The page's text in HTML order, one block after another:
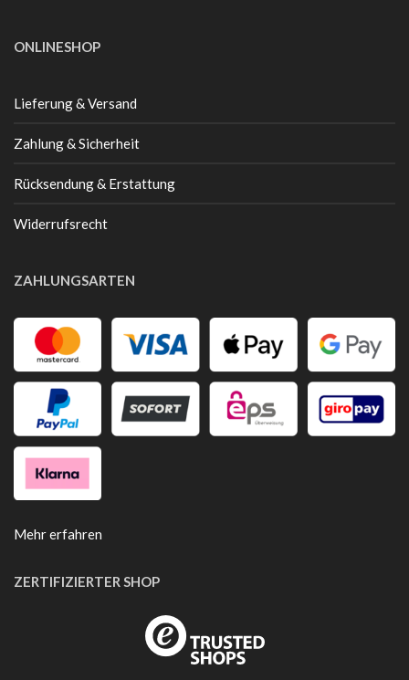
ONLINESHOP
Lieferung & Versand
Zahlung & Sicherheit
Rücksendung & Erstattung
Widerrufsrecht
ZAHLUNGSARTEN
Mehr erfahren
ZERTIFIZIERTER SHOP